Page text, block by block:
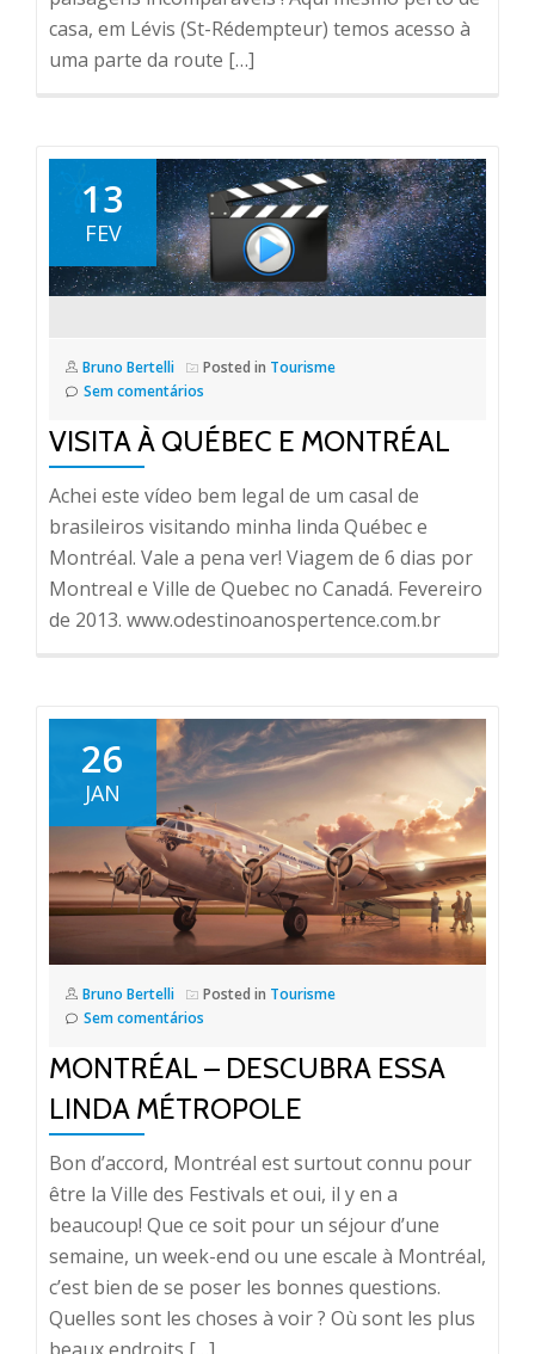
casa, em Lévis (St-Rédempteur) temos acesso à
uma parte da route […]
13
FEV
Bruno Bertelli Posted in Tourisme
Sem comentários
VISITA À QUÉBEC E MONTRÉAL
Achei este vídeo bem legal de um casal de
brasileiros visitando minha linda Québec e
Montréal. Vale a pena ver! Viagem de 6 dias por
Montreal e Ville de Quebec no Canadá. Fevereiro
de 2013. www.odestinoanospertence.com.br
26
JAN
Bruno Bertelli Posted in Tourisme
Sem comentários
MONTRÉAL – DESCUBRA ESSA
LINDA MÉTROPOLE
Bon d’accord, Montréal est surtout connu pour
être la Ville des Festivals et oui, il y en a
beaucoup! Que ce soit pour un séjour d’une
semaine, un week-end ou une escale à Montréal,
c’est bien de se poser les bonnes questions.
Quelles sont les choses à voir ? Où sont les plus